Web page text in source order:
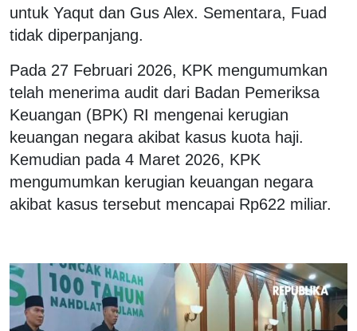
untuk Yaqut dan Gus Alex. Sementara, Fuad
tidak diperpanjang.
Pada 27 Februari 2026, KPK mengumumkan
telah menerima audit dari Badan Pemeriksa
Keuangan (BPK) RI mengenai kerugian
keuangan negara akibat kasus kuota haji.
Kemudian pada 4 Maret 2026, KPK
mengumumkan kerugian keuangan negara
akibat kasus tersebut mencapai Rp622 miliar.